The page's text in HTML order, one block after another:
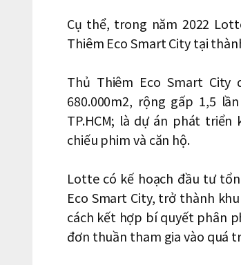
Cụ thể, trong năm 2022
Thiêm Eco Smart City tại
Thủ Thiêm Eco Smart
680.000m2, rộng gấp 1,5
TP.HCM; là dự án phát
chiếu phim và căn hộ.
Lotte có kế hoạch đầu tư
Eco Smart City, trở thành
cách kết hợp bí quyết phân
đơn thuần tham gia vào quá